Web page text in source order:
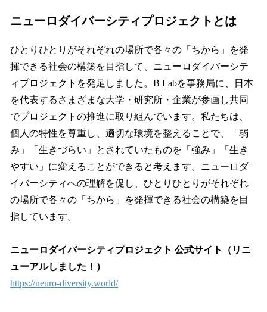
ニューロダイバーシティプロジェクトとは
ひとりひとりがそれぞれの場所で各々の「ちから」を発
揮できる社会の構築を目指して、ニューロダイバーシテ
ィプロジェクトを発足しました。B Labを事務局に、日本
を代表するさまざまな大学・研究所・企業が参画し共同
でプロジェクトの推進に取り組んでいます。私たちは、
個人の特性を尊重し、適切な環境を整えることで、「弱
み」「生きづらい」とされていたものを「強み」「生き
やすい」に変えることができると考えます。ニューロダ
イバーシティへの理解を促し、ひとりひとりがそれぞれ
の場所で各々の「ちから」を発揮できる社会の構築を目
指しています。
ニューロダイバーシティプロジェクト 公式サイト（リニ
ューアルしました！）
https://neuro-diversity.world/